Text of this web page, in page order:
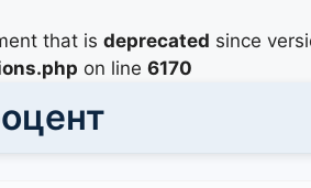
that is deprecated since
on line 6170